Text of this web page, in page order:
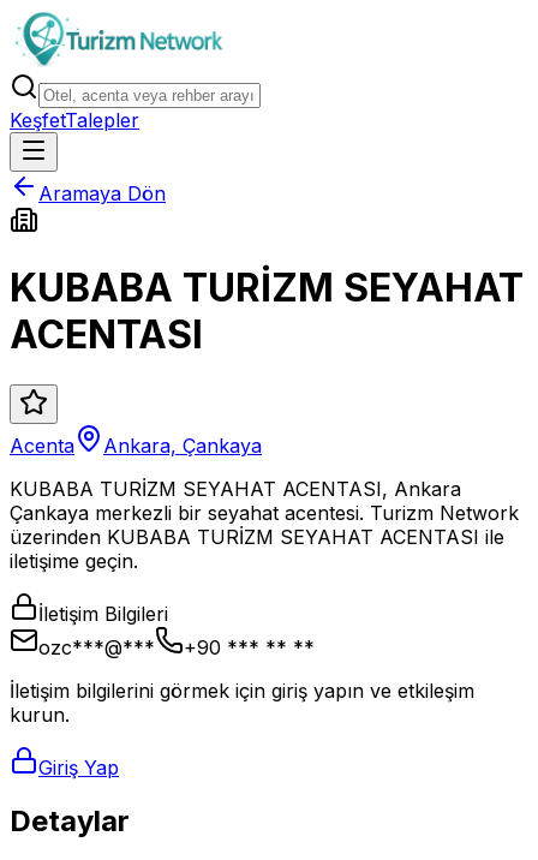
KeşfetTalepler
Aramaya Dön
KUBABA TURİZM SEYAHAT
ACENTASI
Acenta
Ankara, Çankaya
KUBABA TURİZM SEYAHAT ACENTASI, Ankara
Çankaya merkezli bir seyahat acentesi. Turizm Network
üzerinden KUBABA TURİZM SEYAHAT ACENTASI ile
iletişime geçin.
İletişim Bilgileri
ozc***@***
+90 *** ** **
İletişim bilgilerini görmek için giriş yapın ve etkileşim
kurun.
Giriş Yap
Detaylar